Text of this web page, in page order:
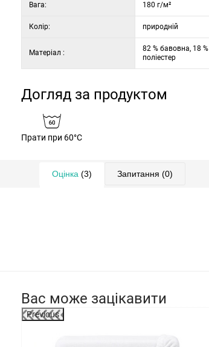
Вага: 180 г/м²
Колір: природній
Матеріал :
82 % бавовна, 18 %
поліестер
Догляд за продуктом
Прати при 60°C
Оцінка (3) Запитання (0)
Вас може зацікавити
Previous